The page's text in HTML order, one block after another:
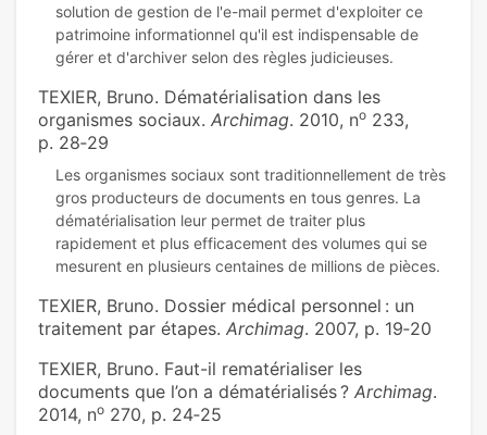
solution de gestion de l'e-mail permet d'exploiter ce
patrimoine informationnel qu'il est indispensable de
TEXIER, Bruno. Dématérialisation dans les
organismes sociaux. Archimag. 2010, no 233,
p. 28‑29
Les organismes sociaux sont traditionnellement de très
gros producteurs de documents en tous genres. La
dématérialisation leur permet de traiter plus
rapidement et plus efficacement des volumes qui se
TEXIER, Bruno. Dossier médical personnel : un
traitement par étapes. Archimag. 2007, p. 19‑20
TEXIER, Bruno. Faut-il rematérialiser les
documents que l’on a dématérialisés ? Archimag.
2014, no 270, p. 24‑25